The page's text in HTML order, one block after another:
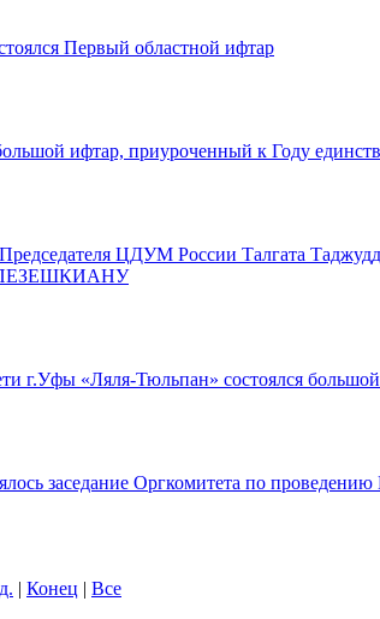
Первый областной ифтар
ифтар, приуроченный к Году
ЦДУМ России Талгата
г.Уфы «Ляля-Тюльпан» состоялся
заседание Оргкомитета по проведению
| Конец | Все